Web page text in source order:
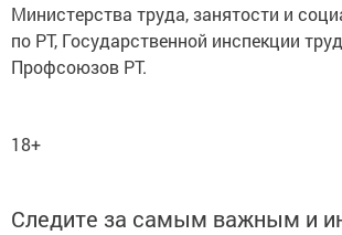
Министерства труда, занятости и
по РТ, Государственной инспекции
Профсоюзов РТ.
18+
Следите за самым важным и